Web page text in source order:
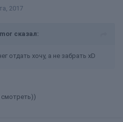
2017
сказал:
отдать хочу, а не забрать xD